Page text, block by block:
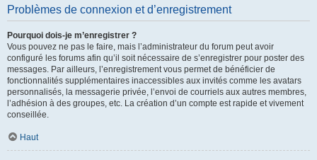
Problèmes de connexion et d’enregistrement
Pourquoi dois-je m’enregistrer ?
Vous pouvez ne pas le faire, mais l’administrateur du forum peut avoir
configuré les forums afin qu’il soit nécessaire de s’enregistrer pour poster des
messages. Par ailleurs, l’enregistrement vous permet de bénéficier de
fonctionnalités supplémentaires inaccessibles aux invités comme les avatars
personnalisés, la messagerie privée, l’envoi de courriels aux autres membres,
l’adhésion à des groupes, etc. La création d’un compte est rapide et vivement
conseillée.
Haut